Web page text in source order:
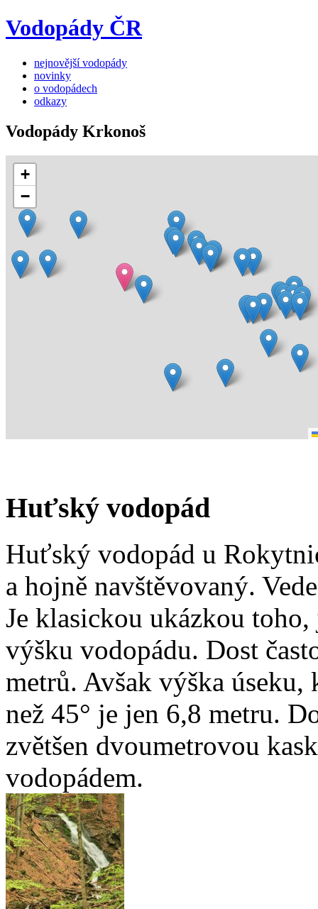
Vodopády ČR
nejnovější vodopády
novinky
o vodopádech
odkazy
Vodopády Krkonoš
+
−
Huťský vodopád
Huťský vodopád u
a hojně navštěvovaný.
Je klasickou ukázkou
výšku vodopádu. Dost
metrů. Avšak výška úseku,
než 45° je jen 6,8 metru.
zvětšen dvoumetrovou
vodopádem.